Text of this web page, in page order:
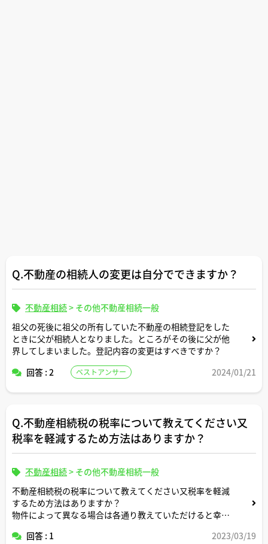
Q.不動産の相続人の変更は自分でできますか？
不動産相続> その他不動産相続一般
祖父の死後に祖父の所有していた不動産の相続登記をした
ときに父が相続人となりました。ところがその後に父が他
界してしまいました。登記内容の変更はすべきですか？
回答 : 2
ベストアンサー 2024/01/21
Q.不動産相続税の税率について教えてください又
税率を軽減するため方法はありますか？
不動産相続> その他不動産相続一般
不動産相続税の税率について教えてください又税率を軽減
するため方法はありますか？
物件によって異なる場合は各通り教えていただけると幸い
回答 : 1 2023/03/19